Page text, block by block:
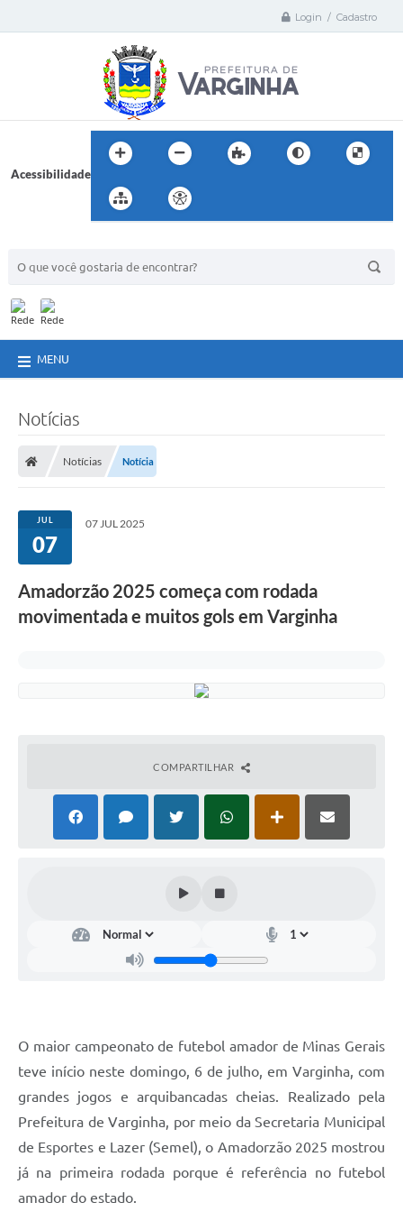
Login / Cadastro
Acessibilidade
MENU
Notícias
Notícias Notícia
JUL
07
07 JUL 2025
Amadorzão 2025 começa com rodada
movimentada e muitos gols em Varginha
COMPARTILHAR
O maior campeonato de futebol amador de Minas Gerais
teve início neste domingo, 6 de julho, em Varginha, com
grandes jogos e arquibancadas cheias. Realizado pela
Prefeitura de Varginha, por meio da Secretaria Municipal
de Esportes e Lazer (Semel), o Amadorzão 2025 mostrou
já na primeira rodada porque é referência no futebol
amador do estado.